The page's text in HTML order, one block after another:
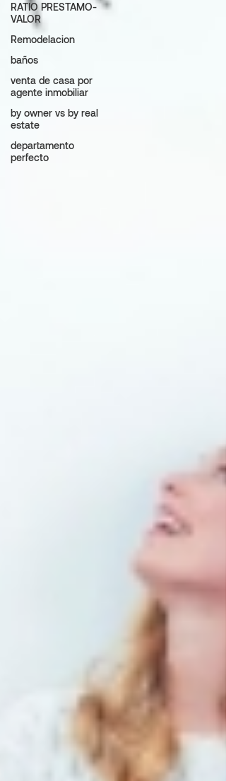
RATIO PRESTAMO-
VALOR
Remodelacion
baños
venta de casa por
agente inmobiliar
by owner vs by real
estate
departamento
perfecto